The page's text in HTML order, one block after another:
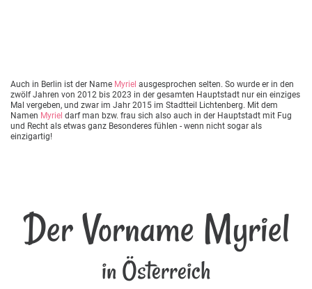
Auch in Berlin ist der Name Myriel ausgesprochen selten. So wurde er in den
zwölf Jahren von 2012 bis 2023 in der gesamten Hauptstadt nur ein einziges
Mal vergeben, und zwar im Jahr 2015 im Stadtteil Lichtenberg. Mit dem
Namen Myriel darf man bzw. frau sich also auch in der Hauptstadt mit Fug
und Recht als etwas ganz Besonderes fühlen - wenn nicht sogar als
einzigartig!
Der Vorname Myriel
in Österreich